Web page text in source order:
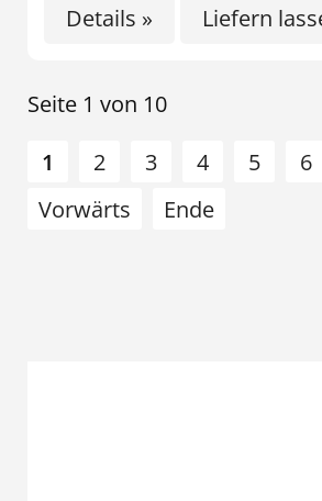
Details » Liefern
Seite 1 von 10
1
2 3 4 5 6
Vorwärts
Ende